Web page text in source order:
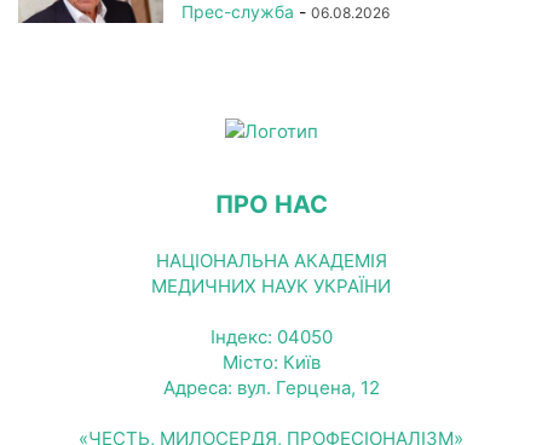
Прес-служба - 06.08.2026
ПРО НАС
НАЦІОНАЛЬНА АКАДЕМІЯ
МЕДИЧНИХ НАУК УКРАЇНИ
Індекс: 04050
Місто: Київ
Адреса: вул. Герцена, 12
«ЧЕСТЬ, МИЛОСЕРДЯ, ПРОФЕСІОНАЛІЗМ»